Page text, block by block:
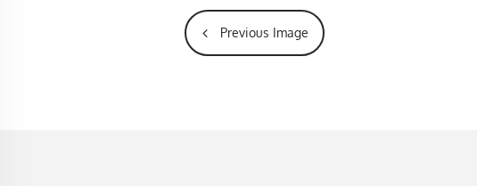
Previous Image